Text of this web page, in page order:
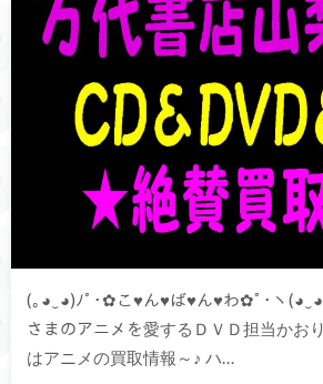
(｡◕‿◕)ﾉﾟ･✿こ♥ん♥ば♥ん♥わ✿ﾟ･ヽ
さまのアニメを愛するＤＶＤ担当かお
はアニメの買取情報～♪ ハ…